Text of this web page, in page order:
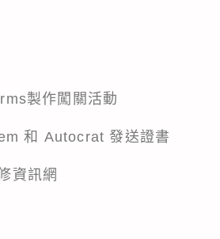
製作闖關活動
和 Autocrat 發送證書
資訊網